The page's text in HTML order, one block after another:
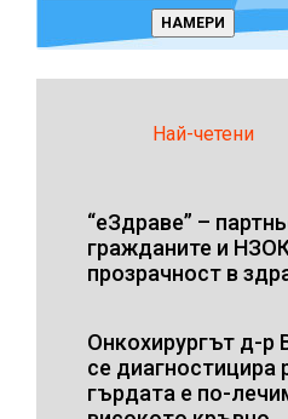
Най-четени
“еЗдраве” –
гражданите и
прозрачност в
Онкохирургът д-р
се диагностицира
гърдата е по-